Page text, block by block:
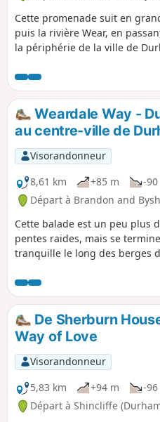
Cette promenade suit en
puis la rivière Wear, en
la périphérie de la ville de
de la rivière Wear, en
du South Bailey jusqu'à la
Weardale Way -
au centre-ville de
Visorandonneur
8,61 km
+85 m -
Départ à Brandon and
Cette balade est un peu plus
pentes raides, mais se
tranquille le long des berges
Elvet. En chemin, l'itinéraire
Croxdale Hall avec sa
sont fermés au public, mais
repère.De Sherburn
Way of Love
Visorandonneur
5,83 km
+94 m -
Départ à Shincliffe